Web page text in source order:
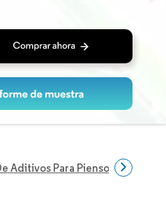
Aditivos Para Piensos En India